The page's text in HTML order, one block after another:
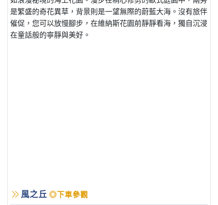
是繁盛的奇花異草，背景則是一望無際的蔚藍大海。沒有旅伴
催促，您可以放慢腳步，在維納斯花園前靜靜看海，獨自沉浸
在童話般的寧靜與美好。
風之丘 ◎下車參觀